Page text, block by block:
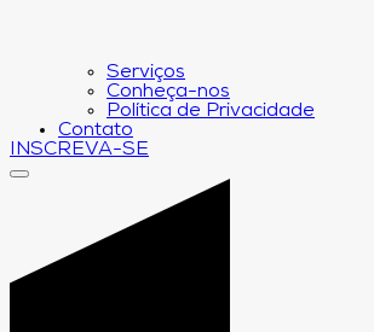
Serviços
Conheça-nos
Política de Privacidade
Contato
INSCREVA-SE